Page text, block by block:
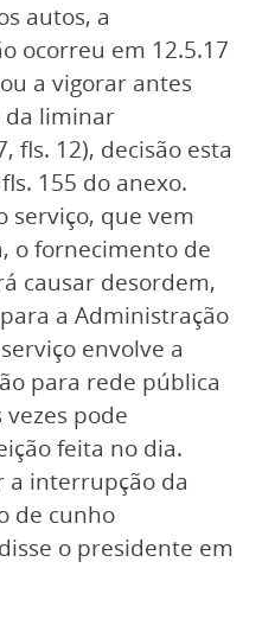
autos, a
ocorreu em 12.5.17
a vigorar antes
da liminar
fls. 12), decisão esta
155 do anexo.
serviço, que vem
o fornecimento de
causar desordem,
a Administração
envolve a
para rede pública
pode
feita no dia.
a interrupção da
de cunho
o presidente em